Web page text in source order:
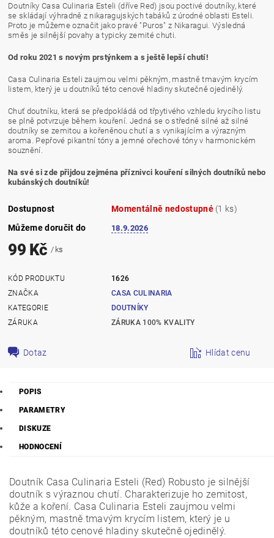
Doutníky Casa Culinaria Esteli (dříve Red) jsou poctivé doutníky, které
se skládají výhradně z nikaragujských tabáků z úrodné oblasti Esteli.
Proto je můžeme označit jako pravé "Puros" z Nikaragui. Výsledná
směs je silnější povahy a typicky zemité chuti.
Od roku 2021 s novým prstýnkem a s ještě lepší chutí!
Casa Culinaria Esteli zaujmou velmi pěkným, mastně tmavým krycím
listem, který je u doutníků této cenové hladiny skutečně ojedinělý.
Chuť doutníku, která se předpokládá od třpytivého vzhledu krycího listu
se plně potvrzuje během kouření. Jedná se o středně silné až silné
doutníky se zemitou a kořeněnou chutí a s vynikajícím a výrazným
aroma. Pepřové pikantní tóny a jemné ořechové tóny v harmonickém
souznění.
Na své si zde přijdou zejména příznivci kouření silných doutníků nebo
kubánských doutníků!
Dostupnost Momentálně nedostupné (1 ks)
Můžeme doručit do
18.9.2026
99 Kč/ ks
KÓD PRODUKTU
1626
ZNAČKA
CASA CULINARIA
KATEGORIE
DOUTNÍKY
ZÁRUKA
ZÁRUKA 100% KVALITY
Dotaz Hlídat cenu
POPIS
PARAMETRY
DISKUZE
HODNOCENÍ
Doutník Casa Culinaria Esteli (Red) Robusto je silnější
doutník s výraznou chutí. Charakterizuje ho zemitost,
kůže a koření. Casa Culinaria Esteli zaujmou velmi
pěkným, mastně tmavým krycím listem, který je u
doutníků této cenové hladiny skutečně ojedinělý.